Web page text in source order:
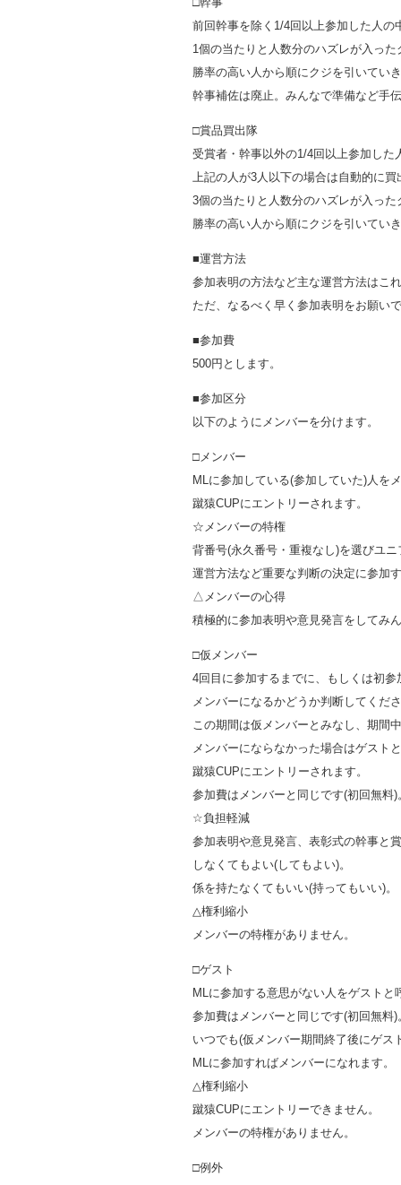
前回幹事を除く1/4回以上参加した人の
1個の当たりと人数分のハズレが入った
勝率の高い人から順にクジを引いてい
幹事補佐は廃止。みんなで準備など手
□賞品買出隊
受賞者・幹事以外の1/4回以上参加した
上記の人が3人以下の場合は自動的に買
3個の当たりと人数分のハズレが入った
勝率の高い人から順にクジを引いてい
■運営方法
参加表明の方法など主な運営方法はこ
ただ、なるべく早く参加表明をお願い
■参加費
500円とします。
■参加区分
以下のようにメンバーを分けます。
□メンバー
MLに参加している(参加していた)人を
蹴猿CUPにエントリーされます。
☆メンバーの特権
背番号(永久番号・重複なし)を選びユ
運営方法など重要な判断の決定に参加
△メンバーの心得
積極的に参加表明や意見発言をしてみ
□仮メンバー
4回目に参加するまでに、もしくは初参
メンバーになるかどうか判断してくだ
この期間は仮メンバーとみなし、期間
メンバーにならなかった場合はゲスト
蹴猿CUPにエントリーされます。
参加費はメンバーと同じです(初回無料)
☆負担軽減
参加表明や意見発言、表彰式の幹事と
しなくてもよい(してもよい)。
係を持たなくてもいい(持ってもいい)。
△権利縮小
メンバーの特権がありません。
□ゲスト
MLに参加する意思がない人をゲストと
参加費はメンバーと同じです(初回無料)
いつでも(仮メンバー期間終了後にゲス
MLに参加すればメンバーになれます。
△権利縮小
蹴猿CUPにエントリーできません。
メンバーの特権がありません。
□例外